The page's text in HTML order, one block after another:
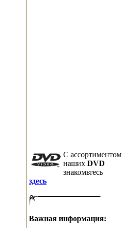
C ассортиментом
наших DVD
знакомьтесь
здесь
Важная информация: